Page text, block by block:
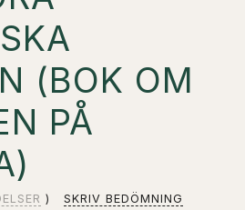
(BOK OM
PÅ
SKRIV BEDÖMNING